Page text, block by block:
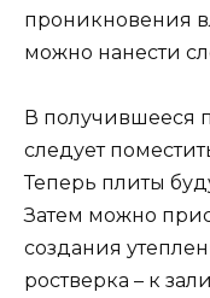
проникновения
можно нанести
В получившееся
следует
Теперь плиты
Затем можно
создания
ростверка – к